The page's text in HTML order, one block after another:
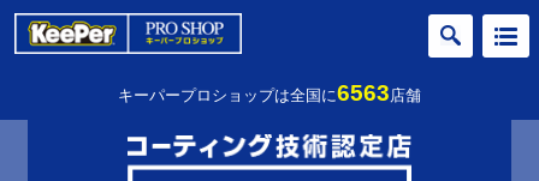
キーパープロショップは全国に6563店舗